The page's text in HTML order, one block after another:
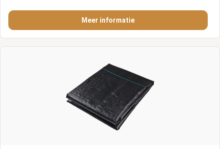
Meer informatie